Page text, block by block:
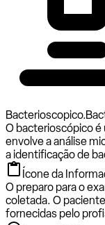
Bacterioscopico.
O bacterioscópico
envolve a análise
a identificação de
Ícone da
O preparo para o
coletada. O
fornecidas pelo